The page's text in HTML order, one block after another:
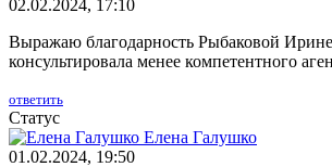
02.02.2024, 17:10
Выражаю благодарность Рыбаковой
консультировала менее компетентного
ответить
Статус
Елена Галушко
01.02.2024, 19:50